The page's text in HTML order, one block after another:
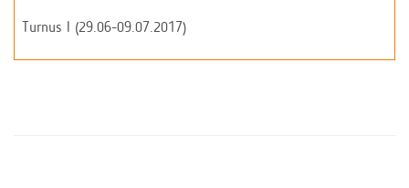
Turnus I (29.06-09.07.2017)